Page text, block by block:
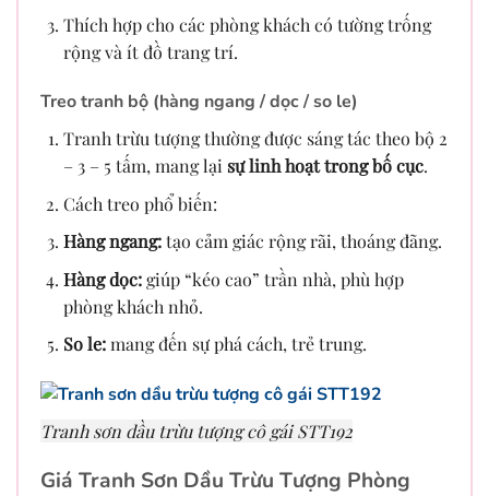
Thích hợp cho các phòng khách có tường trống
rộng và ít đồ trang trí.
Treo tranh bộ (hàng ngang / dọc / so le)
Tranh trừu tượng thường được sáng tác theo bộ 2
– 3 – 5 tấm, mang lại sự linh hoạt trong bố cục.
Cách treo phổ biến:
Hàng ngang:tạo cảm giác rộng rãi, thoáng đãng.
Hàng dọc:giúp “kéo cao” trần nhà, phù hợp
phòng khách nhỏ.
So le:mang đến sự phá cách, trẻ trung.
Tranh sơn dầu trừu tượng cô gái STT192
Giá Tranh Sơn Dầu Trừu Tượng Phòng